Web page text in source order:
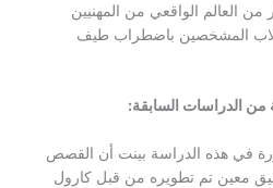
العالم الواقعي من المهنيين
المشخصين باضطراب طيف
من الدراسات السابقة:
في هذه الدراسة بينت أن القصص
معين تم تطويره من قبل كارول